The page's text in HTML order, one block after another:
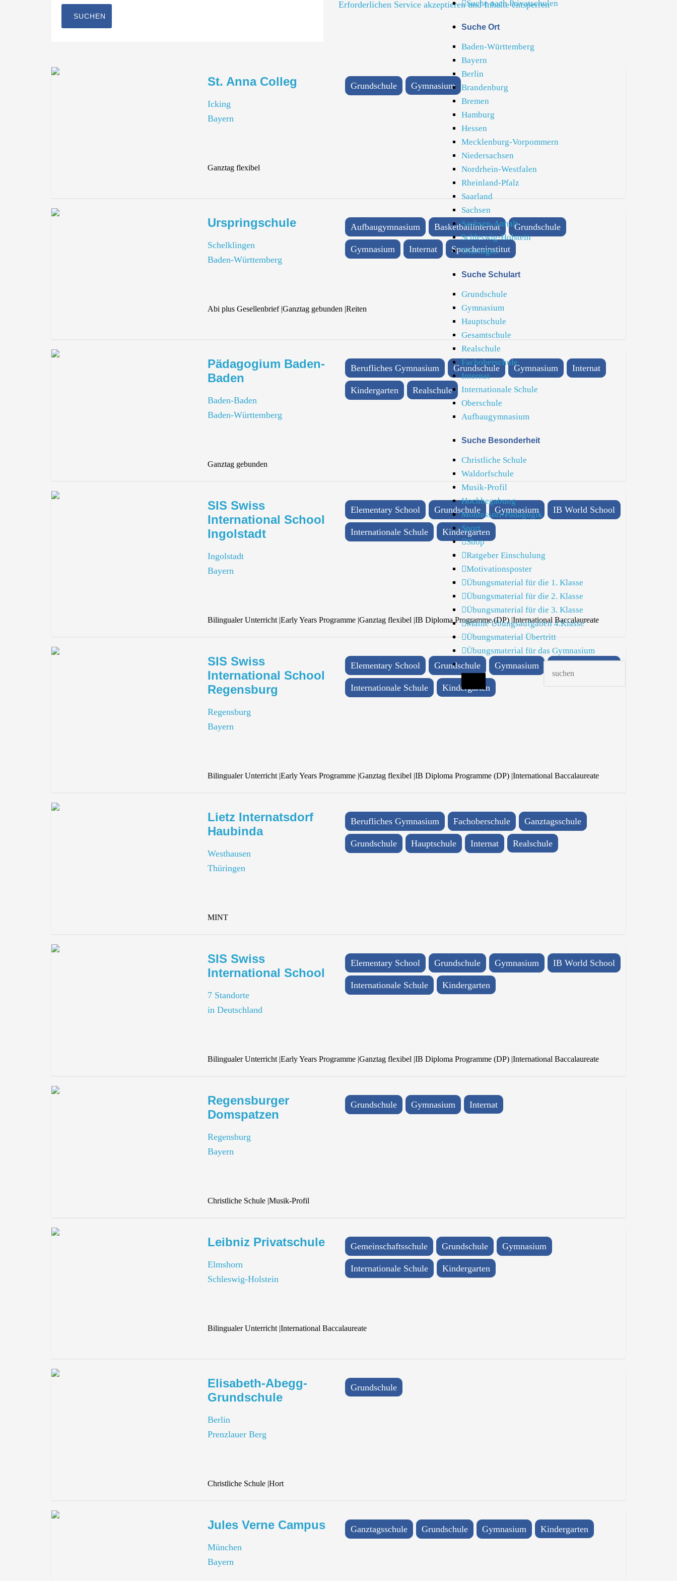
Suche nach Privatschulen
Suche Ort
Baden-Württemberg
Bayern
Berlin
Brandenburg
Bremen
Hamburg
Hessen
Mecklenburg-Vorpommern
Niedersachsen
Nordrhein-Westfalen
Rheinland-Pfalz
Saarland
Sachsen
Sachsen-Anhalt
Schleswig-Holstein
Thüringen
Suche Schulart
Grundschule
Gymnasium
Hauptschule
Gesamtschule
Realschule
Fachoberschule
Internat
Internationale Schule
Oberschule
Aufbaugymnasium
Suche Besonderheit
Christliche Schule
Waldorfschule
Musik-Profil
Hochbegabung
Montessori-Pädagogik
Sport
Shop
Ratgeber Einschulung
Motivationsposter
Übungsmaterial für die 1. Klasse
Übungsmaterial für die 2. Klasse
Übungsmaterial für die 3. Klasse
Mathe Übungsaufgaben 4.Klasse
Übungsmaterial Übertritt
Übungsmaterial für das Gymnasium
Erforderlichen Service akzeptieren und Inhalte entsperren
St. Anna Colleg
Icking
Bayern
Grundschule Gymnasium
Ganztag flexibel
Urspringschule
Schelklingen
Baden-Württemberg
Aufbaugymnasium Basketballinternat Grundschule
Gymnasium Internat Spracheninstitut
Abi plus Gesellenbrief|Ganztag gebunden |Reiten
Pädagogium Baden-
Baden
Baden-Baden
Baden-Württemberg
Berufliches Gymnasium Grundschule Gymnasium Internat
Kindergarten Realschule
Ganztag gebunden
SIS Swiss
International School
Ingolstadt
Ingolstadt
Bayern
Elementary School Grundschule Gymnasium IB World School
Internationale Schule Kindergarten
Bilingualer Unterricht |Early Years Programme |Ganztag flexibel |IB Diploma Programme (DP) |International Baccalaureate
SIS Swiss
International School
Regensburg
Regensburg
Bayern
Elementary School Grundschule Gymnasium
Internationale Schule Kindergarten
Bilingualer Unterricht |Early Years Programme |Ganztag flexibel |IB Diploma Programme (DP) |International Baccalaureate
Lietz Internatsdorf
Haubinda
Westhausen
Thüringen
Berufliches Gymnasium Fachoberschule Ganztagsschule
Grundschule Hauptschule Internat Realschule
MINT
SIS Swiss
International School
7 Standorte
in Deutschland
Elementary School Grundschule Gymnasium IB World School
Internationale Schule Kindergarten
Bilingualer Unterricht |Early Years Programme |Ganztag flexibel |IB Diploma Programme (DP) |International Baccalaureate
Regensburger
Domspatzen
Regensburg
Bayern
Grundschule Gymnasium Internat
Christliche Schule |Musik-Profil
Leibniz Privatschule
Elmshorn
Schleswig-Holstein
Gemeinschaftsschule Grundschule Gymnasium
Internationale Schule Kindergarten
Bilingualer Unterricht |International Baccalaureate
Elisabeth-Abegg-
Grundschule
Berlin
Prenzlauer Berg
Grundschule
Christliche Schule |Hort
Jules Verne Campus
München
Bayern
Ganztagsschule Grundschule Gymnasium Kindergarten